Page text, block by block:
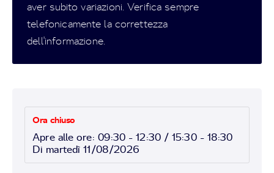
aver subito variazioni. Verifica sempre
telefonicamente la correttezza
dell'informazione.
Ora chiuso
Apre alle ore: 09:30 - 12:30 / 15:30 - 18:30
Di martedì 11/08/2026